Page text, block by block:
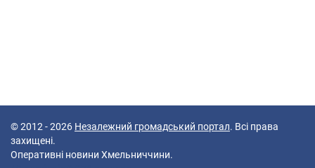
© 2012 - 2026 Незалежний громадський портал. Всі права
захищені.
Оперативні новини Хмельниччини.